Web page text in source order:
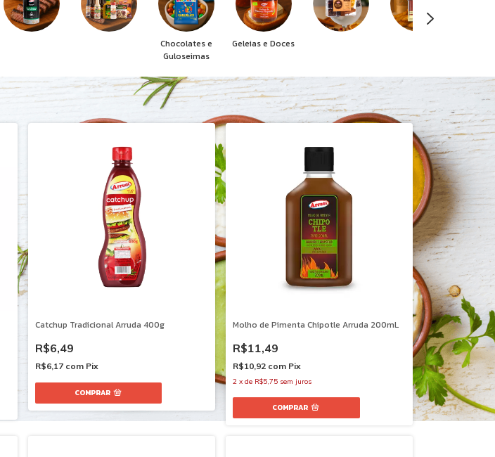
Chocolates e
Guloseimas
Geleias e Doces
Catchup Tradicional Arruda 400g
R$6,49
R$6,17 com Pix
Molho de Pimenta Chipotle Arruda 200mL
R$11,49
R$10,92 com Pix
2 x de R$5,75 sem juros